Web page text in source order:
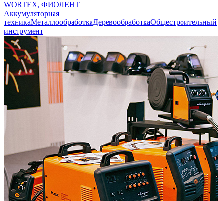
WORTEX, ФИОЛЕНТ
Аккумуляторная
техникаМеталлообработкаДеревообработкаОбщестроительный
инструмент